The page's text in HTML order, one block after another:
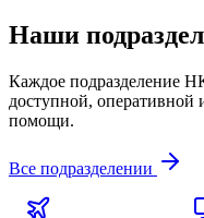
Наши
Каждое подразделение
доступной, оперативной
помощи.
Все подразделении